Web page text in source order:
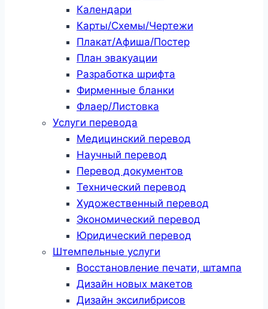
Календари
Карты/Схемы/Чертежи
Плакат/Афиша/Постер
План эвакуации
Разработка шрифта
Фирменные бланки
Флаер/Листовка
Услуги перевода
Медицинский перевод
Научный перевод
Перевод документов
Технический перевод
Художественный перевод
Экономический перевод
Юридический перевод
Штемпельные услуги
Восстановление печати, штампа
Дизайн новых макетов
Дизайн эксилибрисов